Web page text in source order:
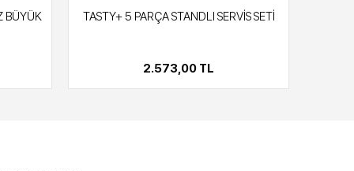
BÜYÜK TASTY+ 5 PARÇA STANDLI SERVİS SETİ
2.573,00 TL